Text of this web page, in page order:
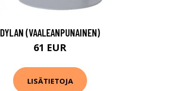
DYLAN (VAALEANPUNAINEN)
61 EUR
LISÄTIETOJA